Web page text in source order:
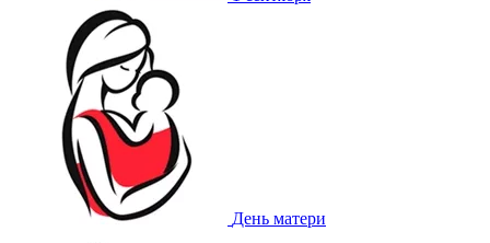
День матери